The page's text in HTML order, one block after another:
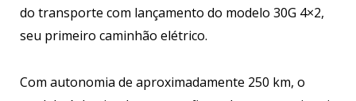
do transporte com lançamento do modelo 30G 4×2,
seu primeiro caminhão elétrico.
Com autonomia de aproximadamente 250 km, o